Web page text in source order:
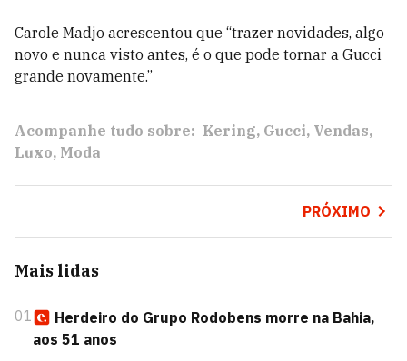
Carole Madjo acrescentou que “trazer novidades, algo
novo e nunca visto antes, é o que pode tornar a Gucci
grande novamente.”
Acompanhe tudo sobre: Kering Gucci Vendas
Luxo Moda
PRÓXIMO
Mais lidas
01
Herdeiro do Grupo Rodobens morre na Bahia,
aos 51 anos